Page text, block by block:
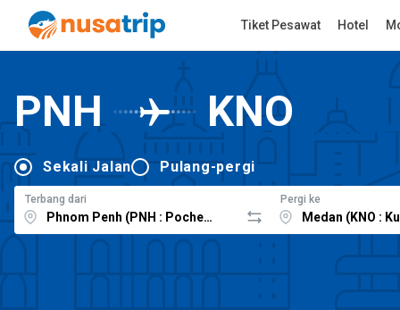
Tiket Pesawat Hotel
PNH KNO
Sekali Jalan Pulang-pergi
Terbang dari Pergi ke